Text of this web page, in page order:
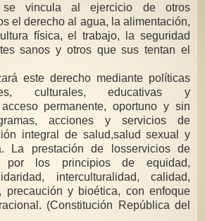
se vincula al ejercicio de otros
el derecho al agua, la alimentación,
física, el trabajo, la seguridad
sanos y otros que sus tentan el
este derecho mediante políticas
culturales, educativas y
permanente, oportuno y sin
acciones y servicios de
integral de salud,salud sexual y
La prestación de losservicios de
los principios de equidad,
interculturalidad, calidad,
precaución y bioética, con enfoque
(Constitución República del